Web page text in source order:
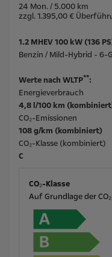
24 Mon. / 5.000 km
zzgl. 1.395,00 €
1.2 MHEV 100 kW (136
Benzin / Mild-Hybrid -
Werte nach WLTP**:
Energieverbrauch
4,8 l/100 km
CO₂-Emissionen
108 g/km (kombiniert)
CO₂-Klasse (kombiniert)
C
CO₂-Klasse
Auf Grundlage der